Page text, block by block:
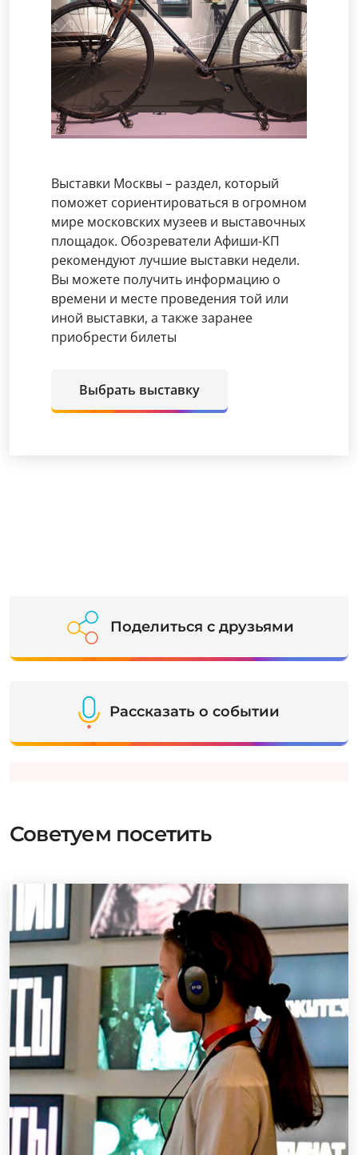
Выставки Москвы – раздел, который
поможет сориентироваться в огромном
мире московских музеев и выставочных
площадок. Обозреватели Афиши-КП
рекомендуют лучшие выставки недели.
Вы можете получить информацию о
времени и месте проведения той или
иной выставки, а также заранее
приобрести билеты
Выбрать выставку
Поделиться с друзьями
Рассказать о событии
Советуем посетить